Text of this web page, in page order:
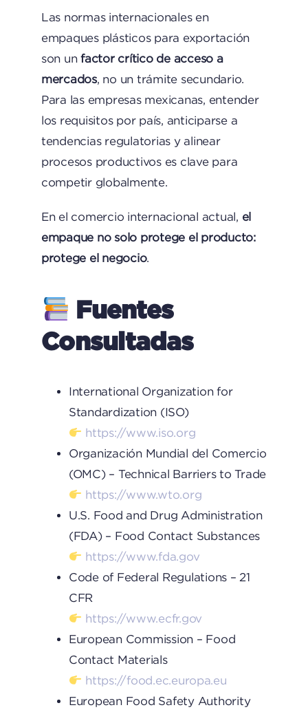
Las normas internacionales en
empaques plásticos para exportación
son unfactor crítico de acceso a
mercados, no un trámite secundario.
Para las empresas mexicanas, entender
los requisitos por país, anticiparse a
tendencias regulatorias y alinear
procesos productivos es clave para
competir globalmente.
En el comercio internacional actual, el
empaque no solo protege el producto:
protege el negocio.
Fuentes
Consultadas
International Organization for
Standardization (ISO)
https://www.iso.org
Organización Mundial del Comercio
(OMC) – Technical Barriers to Trade
https://www.wto.org
U.S. Food and Drug Administration
(FDA) – Food Contact Substances
https://www.fda.gov
Code of Federal Regulations – 21
CFR
https://www.ecfr.gov
European Commission – Food
Contact Materials
https://food.ec.europa.eu
European Food Safety Authority